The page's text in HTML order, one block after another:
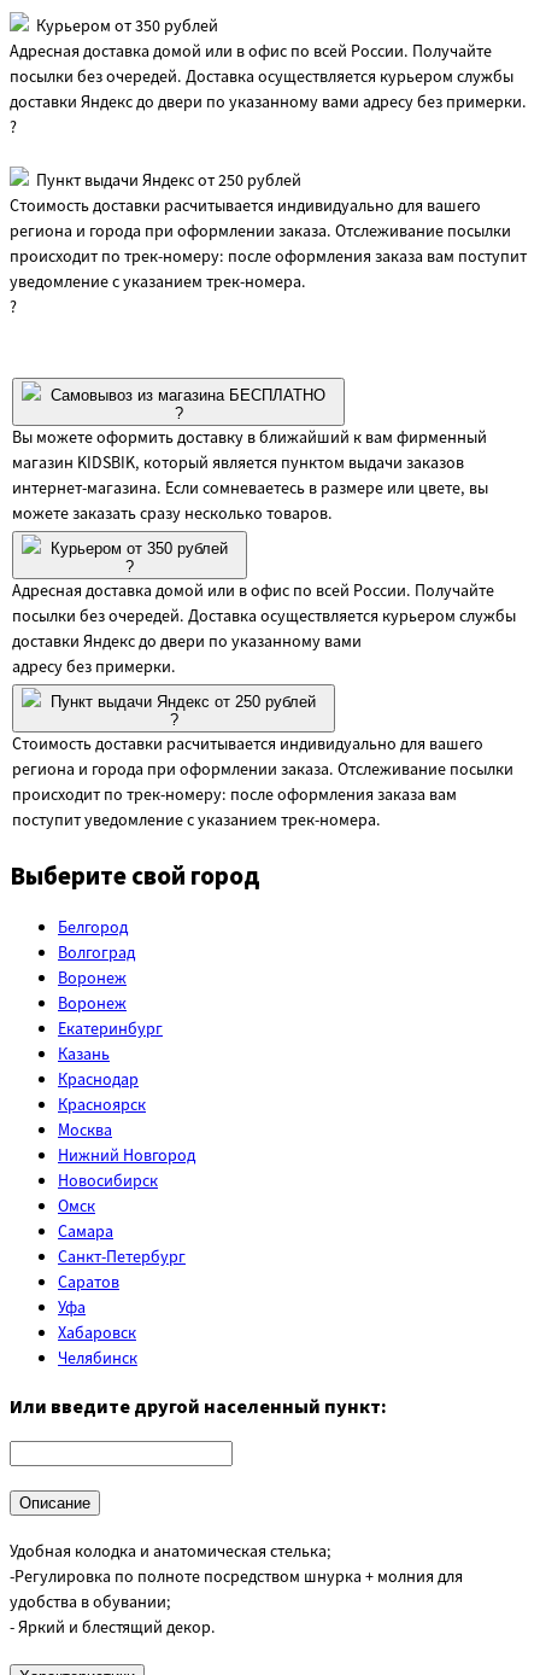
Курьером от 350 рублей
Адресная доставка домой или в офис по всей России. Получайте
посылки без очередей. Доставка осуществляется курьером службы
доставки Яндекс до двери по указанному вами адресу без примерки.
?
Пункт выдачи Яндекс от 250 рублей
Стоимость доставки расчитывается индивидуально для вашего
региона и города при оформлении заказа. Отслеживание посылки
происходит по трек-номеру: после оформления заказа вам поступит
уведомление с указанием трек-номера.
?
Самовывоз из магазина БЕСПЛАТНО
?
Вы можете оформить доставку в ближайший к вам фирменный
магазин KIDSBIK, который является пунктом выдачи заказов
интернет-магазина. Если сомневаетесь в размере или цвете, вы
можете заказать сразу несколько товаров.
Курьером от 350 рублей
?
Адресная доставка домой или в офис по всей России. Получайте
посылки без очередей. Доставка осуществляется курьером службы
доставки Яндекс до двери по указанному вами
адресу без примерки.
Пункт выдачи Яндекс от 250 рублей
?
Стоимость доставки расчитывается индивидуально для вашего
региона и города при оформлении заказа. Отслеживание посылки
происходит по трек-номеру: после оформления заказа вам
поступит уведомление с указанием трек-номера.
Выберите свой город
Белгород
Волгоград
Воронеж
Воронеж
Екатеринбург
Казань
Краснодар
Красноярск
Москва
Нижний Новгород
Новосибирск
Омск
Самара
Санкт-Петербург
Саратов
Уфа
Хабаровск
Челябинск
Или введите другой населенный пункт:
Описание
Удобная колодка и анатомическая стелька;
-Регулировка по полноте посредством шнурка + молния для
удобства в обувании;
- Яркий и блестящий декор.